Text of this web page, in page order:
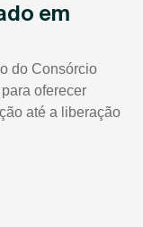
em
do Consórcio
oferecer
até a liberação